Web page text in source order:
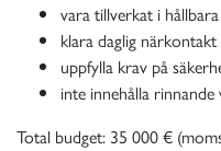
vara tillverkat i
klara daglig
uppfylla krav på
inte innehålla rinnande
Total budget: 35 000 €